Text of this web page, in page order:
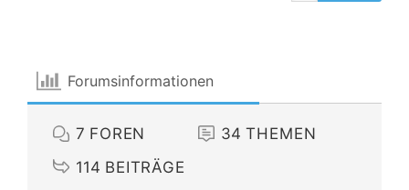
Forumsinformationen
7 FOREN 34 THEMEN
114 BEITRÄGE